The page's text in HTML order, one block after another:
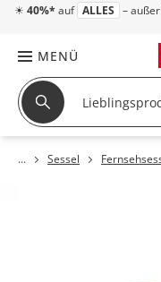
☀ 40%* auf ALLES –
MENÜ
Sessel